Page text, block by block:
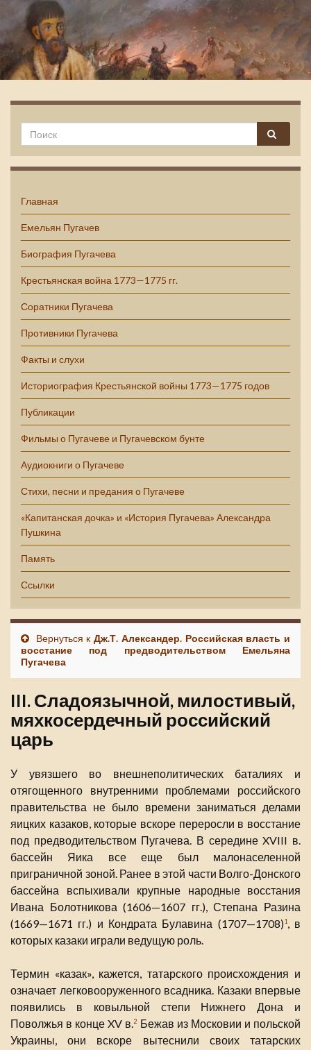
Емельян Пугачев
Главная
Емельян Пугачев
Биография Пугачева
Крестьянская война 1773—1775 гг.
Соратники Пугачева
Противники Пугачева
Факты и слухи
Историография Крестьянской войны 1773—1775 годов
Публикации
Фильмы о Пугачеве и Пугачевском бунте
Аудиокниги о Пугачеве
Стихи, песни и предания о Пугачеве
«Капитанская дочка» и «История Пугачева» Александра
Пушкина
Память
Ссылки
Вернуться кДж.Т. Александер. Российская власть и
восстание под предводительством Емельяна
Пугачева
III. Сладоязычной, милостивый,
мяхкосердечный российский
царь
У увязшего во внешнеполитических баталиях и
отягощенного внутренними проблемами российского
правительства не было времени заниматься делами
яицких казаков, которые вскоре переросли в восстание
под предводительством Пугачева. В середине XVIII в.
бассейн Яика все еще был малонаселенной
приграничной зоной. Ранее в этой части Волго-Донского
бассейна вспыхивали крупные народные восстания
Ивана Болотникова (1606—1607 гг.), Степана Разина
(1669—1671 гг.) и Кондрата Булавина (1707—1708)1, в
которых казаки играли ведущую роль.
Термин «казак», кажется, татарского происхождения и
означает легковооруженного всадника. Казаки впервые
появились в ковыльной степи Нижнего Дона и
Поволжья в конце XV в.2 Бежав из Московии и польской
Украины, они вскоре вытеснили своих татарских